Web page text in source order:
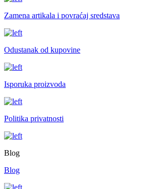
Zamena artikala i povraćaj sredstava
Odustanak od kupovine
Isporuka proizvoda
Politika privatnosti
Blog
Blog